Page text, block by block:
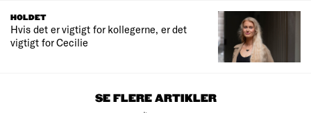
HOLDET
Hvis det er vigtigt for kollegerne, er det
vigtigt for Cecilie
SE FLERE ARTIKLER